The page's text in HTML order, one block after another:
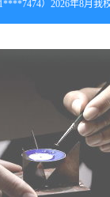
杨同学（181****6302）
潘同学（185****6844）